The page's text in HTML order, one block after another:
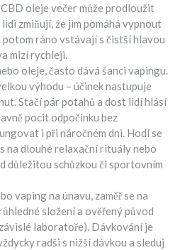
oleje večer může prodloužit
zmiňují, že jim pomáhá vypnout
ráno vstávají s čistší hlavou
mizí rychleji.
oleje, často dává šanci vapingu.
výhodu – účinek nastupuje
Stačí pár potahů a dost lidí hlásí
pocit odpočinku bez
i při náročném dni. Hodí se
na dlouhé relaxační rituály nebo
důležitou schůzkou či sportovním
vaping na únavu, zaměř se na
složení a ověřený původ
laboratoře). Dávkování je
radši s nižší dávkou a sleduj